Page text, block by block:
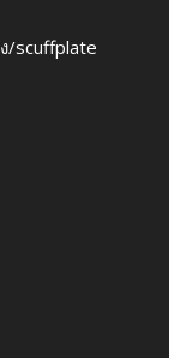
/scuffplate